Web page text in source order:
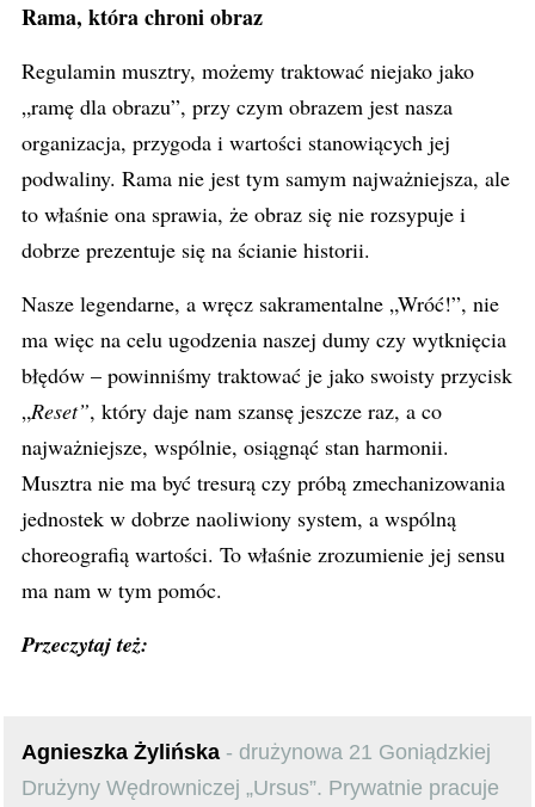
Rama, która chroni obraz
Regulamin musztry, możemy traktować niejako jako
„ramę dla obrazu”, przy czym obrazem jest nasza
organizacja, przygoda i wartości stanowiących jej
podwaliny. Rama nie jest tym samym najważniejsza, ale
to właśnie ona sprawia, że obraz się nie rozsypuje i
dobrze prezentuje się na ścianie historii.
Nasze legendarne, a wręcz sakramentalne „Wróć!”, nie
ma więc na celu ugodzenia naszej dumy czy wytknięcia
błędów – powinniśmy traktować je jako swoisty przycisk
„Reset”, który daje nam szansę jeszcze raz, a co
najważniejsze, wspólnie, osiągnąć stan harmonii.
Musztra nie ma być tresurą czy próbą zmechanizowania
jednostek w dobrze naoliwiony system, a wspólną
choreografią wartości. To właśnie zrozumienie jej sensu
ma nam w tym pomóc.
Przeczytaj też:
Agnieszka Żylińska - drużynowa 21 Goniądzkiej
Drużyny Wędrowniczej „Ursus”. Prywatnie pracuje